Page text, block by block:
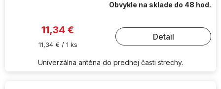
Obvykle na sklade do 48 hod.
11,34 €
Jednotková
11,34 € / 1 ks
Detail
Univerzálna anténa do prednej časti strechy.